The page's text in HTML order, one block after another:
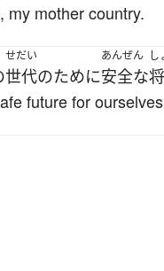
my mother country.
せだい
世代のために
あんぜん
安全な
し
future for